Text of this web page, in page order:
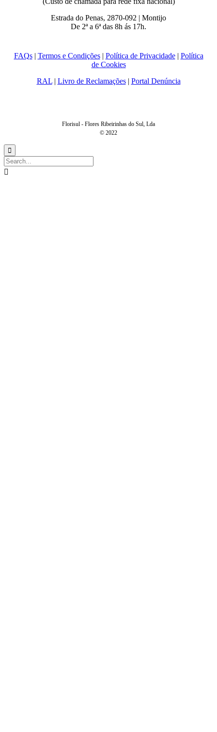
Estrada do Penas, 2870-092 | Montijo
De 2ª a 6ª das 8h ás 17h.
FAQs| Termos e Condições| Política de Privacidade| Política
de Cookies
RAL| Livro de Reclamações| Portal Denúncia
Florisul - Flores Ribeirinhas do Sul, Lda
© 2022

